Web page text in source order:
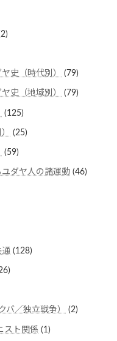
史（時代別） (79)
史（地域別） (79)
(125)
(25)
(59)
ダヤ人の諸運動 (46)
通 (128)
バ／独立戦争） (2)
スト関係 (1)